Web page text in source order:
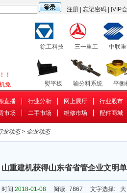
注册 忘记密码 [VIP
！
免
徐工科技 三一重工 中联
熨平板 输分料系统 平衡
直播 行业分析 网上展厅
行业股市
市场 二手市场 维修市场 配件商城
业动态> 企业动态
山重建机获得山东省省管企业文明
时间:2018-01-08 阅读: 7867 文字选择: 大